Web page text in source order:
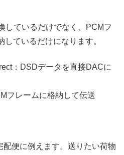
しているだけでなく、PCMフ
ているだけになります。
：DSDデータを直接DACに
フレームに格納して伝送
便に例えます。送りたい荷物